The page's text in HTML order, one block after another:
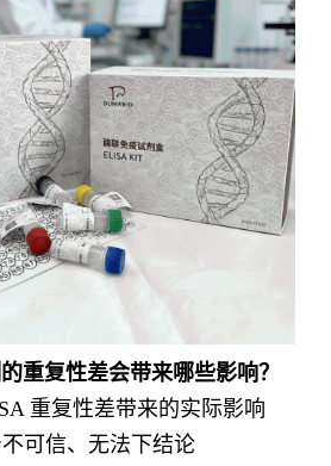
重复性差会带来哪些影响？
重复性差带来的实际影响
可信、无法下结论